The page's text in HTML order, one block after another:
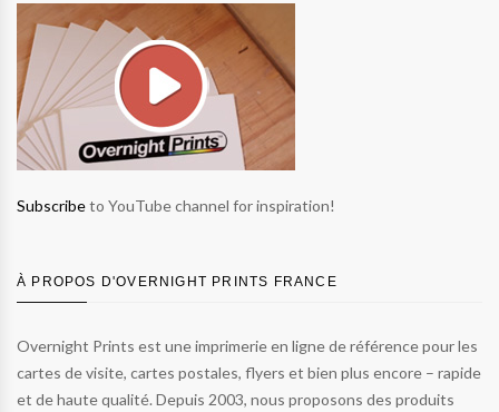
Subscribeto YouTube channel for inspiration!
À PROPOS D'OVERNIGHT PRINTS FRANCE
Overnight Prints est une imprimerie en ligne de référence pour les
cartes de visite, cartes postales, flyers et bien plus encore – rapide
et de haute qualité. Depuis 2003, nous proposons des produits